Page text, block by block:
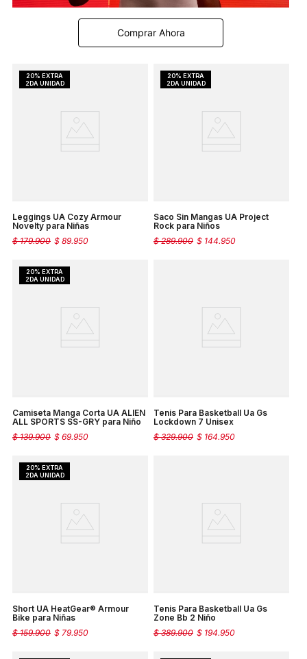
Comprar Ahora
Leggings UA Cozy Armour
Novelty para Niñas
$ 89.950
$ 179.900
Saco Sin Mangas UA Project
Rock para Niños
$ 144.950
$ 289.900
Camiseta Manga Corta UA ALIEN
ALL SPORTS SS-GRY para Niño
$ 69.950
$ 139.900
Tenis Para Basketball Ua Gs
Lockdown 7 Unisex
$ 164.950
$ 329.900
Short UA HeatGear® Armour
Bike para Niñas
$ 79.950
$ 159.900
Tenis Para Basketball Ua Gs
Zone Bb 2 Niño
$ 194.950
$ 389.900